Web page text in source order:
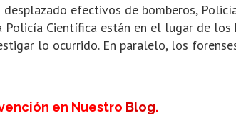
efectivos de bomberos,
Policía Científica están en el lugar de los
lo ocurrido. En paralelo, los
en Nuestro Blog.